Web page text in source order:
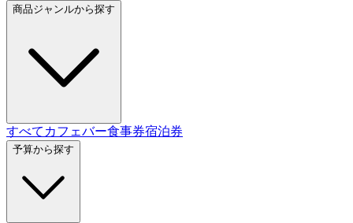
商品ジャンルから探す
すべて カフェバー食事券宿泊券
予算から探す